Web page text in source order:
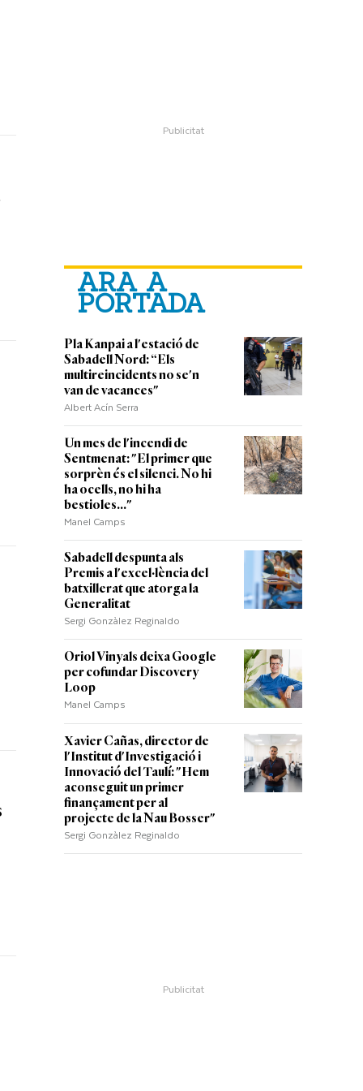
ARA A
PORTADA
Pla Kanpai a l'estació de
Sabadell Nord: “Els
multireincidents no se'n
van de vacances"
Albert Acín Serra
Un mes de l'incendi de
Sentmenat: "El primer que
sorprèn és el silenci. No hi
ha ocells, no hi ha
bestioles..."
Manel Camps
Sabadell despunta als
Premis a l'excel·lència del
batxillerat que atorga la
Generalitat
Sergi Gonzàlez Reginaldo
Oriol Vinyals deixa Google
per cofundar Discovery
Loop
Manel Camps
Xavier Cañas, director de
l'Institut d'Investigació i
Innovació del Taulí: "Hem
aconseguit un primer
finançament per al
projecte de la Nau Bosser"
Sergi Gonzàlez Reginaldo